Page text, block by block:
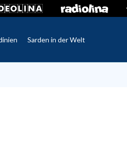
Sarden in der Welt